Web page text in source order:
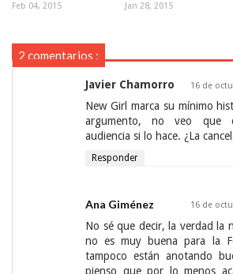
Feb 04, 2015 Jan 28, 2015
2 comentarios :
Javier Chamorro 16 de
New Girl marca su mínimo
argumento, no veo que
audiencia si lo hace. ¿La
Responder
Ana Giménez 16 de
No sé que decir, la verdad la
no es muy buena para la
tampoco están anotando
pienso que por lo menos